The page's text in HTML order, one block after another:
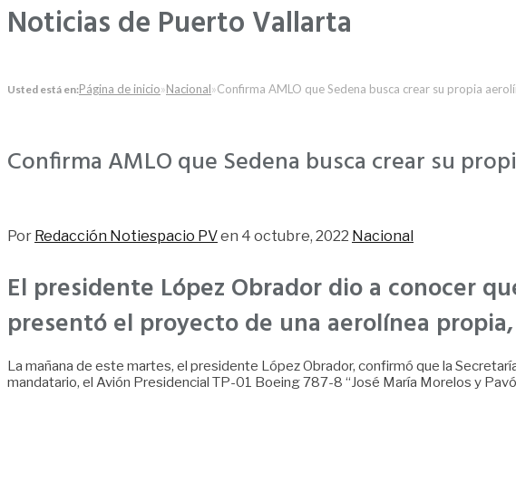
Noticias de Puerto Vallarta
Usted está en:Página de inicio»Nacional»Confirma AMLO que Sedena busca crear su propia
Confirma AMLO que Sedena busca crear su
Por Redacción Notiespacio PVen 4 octubre, 2022 Nacional
El presidente López Obrador dio a conocer
presentó el proyecto de una aerolínea
La mañana de este martes, el presidente López Obrador, confirmó que la
mandatario, el Avión Presidencial TP-01 Boeing 787-8 “José María Morelos y